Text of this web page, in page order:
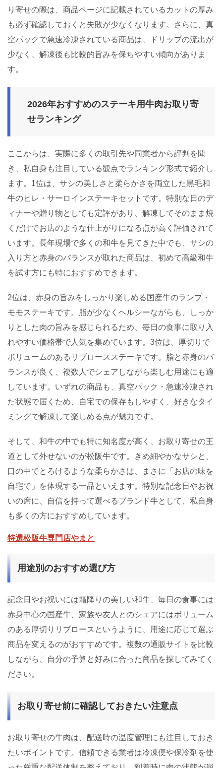
り寄せの際は、商品ページに記載されているカットの厚み
も必ず確認しておくと失敗が少なくなります。さらに、真
空パックで急速冷凍されている商品は、ドリップの流出が
少なく、解凍後も比較的旨みを保ちやすい傾向がありま
す。
2026年おすすめのステーキ用牛肉お取り寄
せランキング
ここからは、実際に多くの取引先や同業者から評判を聞
き、私自身も注目している観点でランキング形式で紹介し
ます。1位は、サシの美しさと柔らかさを両立した黒毛和
牛のヒレ・サーロインステーキセットです。特別な日のデ
ィナーや贈り物としても定評があり、解凍してそのまま焼
くだけでお店のような仕上がりになる点が高く評価されて
います。長年現場で多くの和牛を見てきた中でも、サシの
入り方と赤身のバランスが取れた商品は、初めて高級和牛
を試す方にも特におすすめできます。
2位は、赤身の旨みをしっかり楽しめる国産牛のランプ・
モモステーキです。脂が少なくヘルシーながらも、しっか
りとした肉の旨みを感じられるため、毎日の食事に取り入
れやすい価格帯で人気を集めています。3位は、厚切りで
ボリュームのあるリブロースステーキです。脂と赤身のバ
ランスが良く、複数人でシェアしながら楽しむ用途にも適
しています。いずれの商品も、真空パック・急速冷凍され
た状態で届くため、自宅での保存もしやすく、好きなタイ
ミングで解凍して楽しめる点が魅力です。
そして、和牛の中でも特に知名度が高く、お取り寄せの王
道として外せないのが松阪牛です。きめ細やかなサシと、
口の中でとろけるような柔らかさは、まさに「お店の味を
自宅で」を体現する一品といえます。特別な記念日やお祝
いの席に、自信を持って選べるブランド牛として、私自身
も多くの方におすすめしています。
特選松阪牛専門店やまと
用途別のおすすめ選び方
記念日やお祝いには霜降りの美しい和牛、毎日の食事には
赤身中心の国産牛、家族や友人とのシェアにはボリューム
のある厚切りリブロースというように、用途に応じて選ぶ
商品を変えるのがおすすめです。複数の通販サイトを比較
しながら、自分の予算と好みに合った商品を探してみてく
ださい。
お取り寄せ前に確認しておきたい注意点
お取り寄せの牛肉は、配送時の温度管理にも注目しておき
たいポイントです。信頼できる業者は冷凍便や保冷剤を使